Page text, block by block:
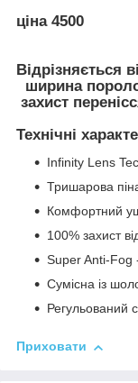
ціна 4500
Відрізняється
ширина
захист
Технічні
Infinity Lens
Тришарова
Комфортний
100% захист
Super Anti-Fog
Сумісна із
Регульований
Приховати